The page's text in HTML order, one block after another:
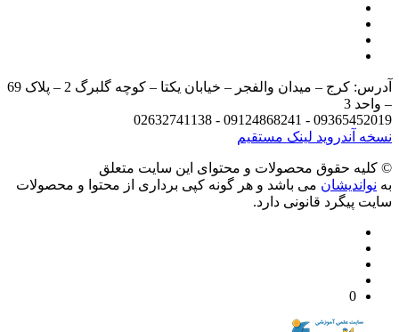
آدرس: کرج – میدان والفجر – خیابان یکتا – کوچه گلبرگ 2 – پلاک 69
3
09365452019 - 09124868241 -
آندرویدلینک مستقیم
حقوق محصولات و محتوای اين سایت متعلق
می باشد و هر گونه کپی برداری از محتوا و محصولات
پیگرد قانونی دارد.